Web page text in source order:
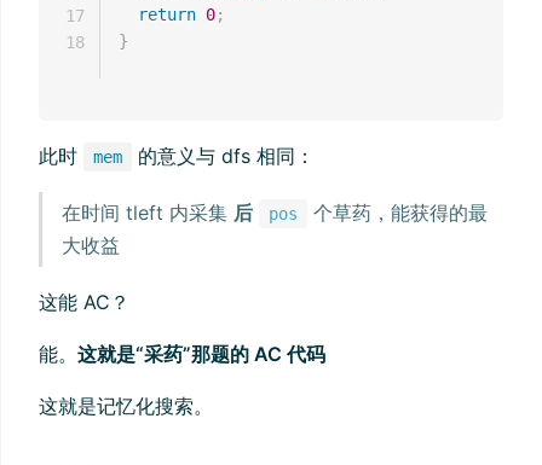
return 0;
}
17
18
此时 mem 的意义与 dfs 相同：
在时间 tleft 内采集 后 pos
个草药，能获得的最
大收益
这能 AC？
能。 这就是“采药”那题的 AC 代码
这就是记忆化搜索。